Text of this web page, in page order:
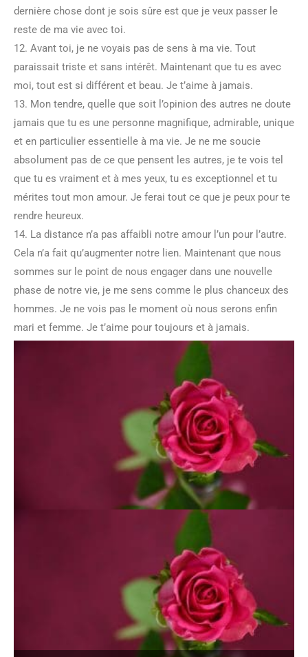
dernière chose dont je sois sûre est que je veux passer le
reste de ma vie avec toi.
12. Avant toi, je ne voyais pas de sens à ma vie. Tout
paraissait triste et sans intérêt. Maintenant que tu es avec
moi, tout est si différent et beau. Je t’aime à jamais.
13. Mon tendre, quelle que soit l’opinion des autres ne doute
jamais que tu es une personne magnifique, admirable, unique
et en particulier essentielle à ma vie. Je ne me soucie
absolument pas de ce que pensent les autres, je te vois tel
que tu es vraiment et à mes yeux, tu es exceptionnel et tu
mérites tout mon amour. Je ferai tout ce que je peux pour te
rendre heureux.
14. La distance n’a pas affaibli notre amour l’un pour l’autre.
Cela n’a fait qu’augmenter notre lien. Maintenant que nous
sommes sur le point de nous engager dans une nouvelle
phase de notre vie, je me sens comme le plus chanceux des
hommes. Je ne vois pas le moment où nous serons enfin
mari et femme. Je t’aime pour toujours et à jamais.